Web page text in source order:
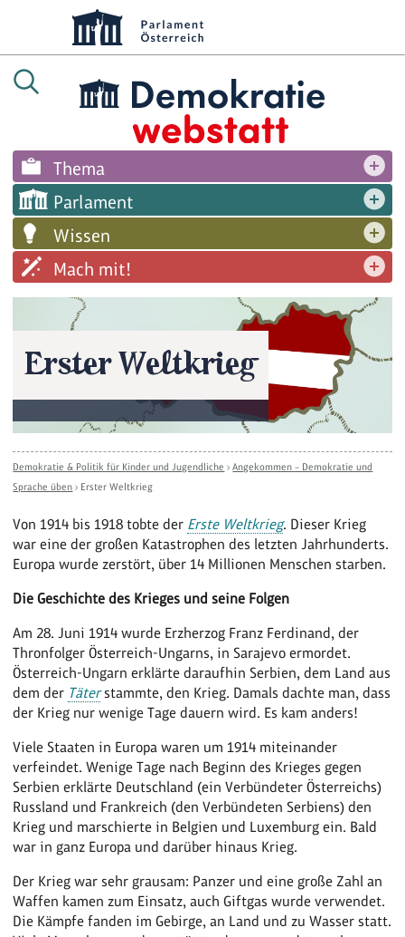
Thema
Parlament
Wissen
Mach mit!
Erster Weltkrieg
Demokratie & Politik für Kinder und Jugendliche ›Angekommen – Demokratie und
Sprache üben › Erster Weltkrieg
Von 1914 bis 1918 tobte der Erste Weltkrieg. Dieser Krieg
war eine der großen Katastrophen des letzten Jahrhunderts.
Europa wurde zerstört, über 14 Millionen Menschen starben.
Die Geschichte des Krieges und seine Folgen
Am 28. Juni 1914 wurde Erzherzog Franz Ferdinand, der
Thronfolger Österreich-Ungarns, in Sarajevo ermordet.
Österreich-Ungarn erklärte daraufhin Serbien, dem Land aus
dem der Täterstammte, den Krieg. Damals dachte man, dass
der Krieg nur wenige Tage dauern wird. Es kam anders!
Viele Staaten in Europa waren um 1914 miteinander
verfeindet. Wenige Tage nach Beginn des Krieges gegen
Serbien erklärte Deutschland (ein Verbündeter Österreichs)
Russland und Frankreich (den Verbündeten Serbiens) den
Krieg und marschierte in Belgien und Luxemburg ein. Bald
war in ganz Europa und darüber hinaus Krieg.
Der Krieg war sehr grausam: Panzer und eine große Zahl an
Waffen kamen zum Einsatz, auch Giftgas wurde verwendet.
Die Kämpfe fanden im Gebirge, an Land und zu Wasser statt.